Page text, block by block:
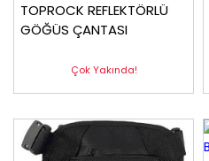
TOPROCK REFLEKTÖRLÜ
GÖĞÜS ÇANTASI
Çok Yakında!